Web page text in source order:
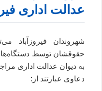
عدالت اداری
شهروندان فیروزآباد
حقوقشان توسط
به دیوان عدالت اداری
دعاوی عبارتند از: